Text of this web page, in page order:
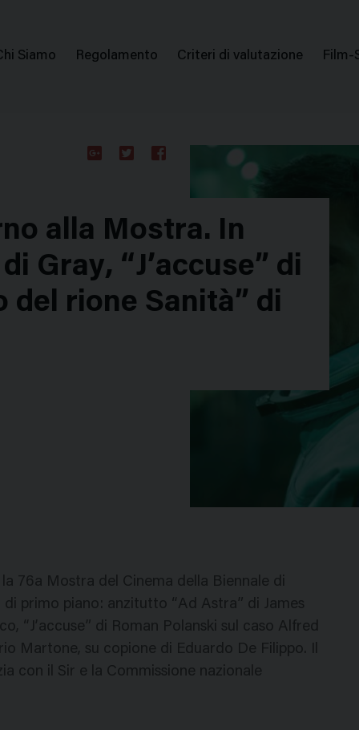
Siamo Regolamento Criteri di valutazione Film-
alla Mostra. In
Gray, “J’accuse” di
del rione Sanità” di
76a Mostra del Cinema della Biennale di
primo piano: anzitutto “Ad Astra” di James
“J’accuse” di Roman Polanski sul caso Alfred
Martone, su copione di Eduardo De Filippo. Il
con il Sir e la Commissione nazionale